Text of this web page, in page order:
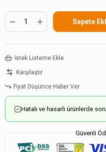
İstek Listeme Ekle
Karşılaştır
Fiyat Düşünce Haber Ver
Hatalı ve hasarlı ürünlerde
Güvenli